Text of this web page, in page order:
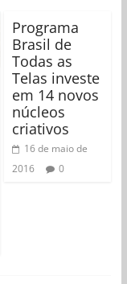
Programa
Brasil de
Todas as
Telas investe
em 14 novos
núcleos
criativos
16 de maio de
2016
0